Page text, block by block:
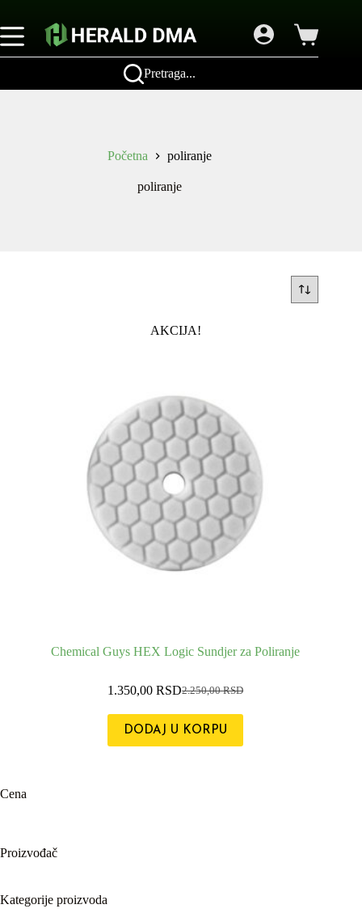
content
Shopping
cart
Pretraga...
Početna poliranje
poliranje
AKCIJA!
Chemical Guys HEX Logic Sundjer za Poliranje
2.250,00RSD
Оригинална
цена
је
1.350,00RSDТренутна
цена
је:
DODAJ U KORPU
Cena
Proizvođač
Kategorije proizvoda